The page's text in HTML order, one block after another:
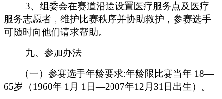
3、组委会在赛道沿途设置医疗服务点及医疗
服务志愿者，维护比赛秩序并协助救护，参赛选手
可随时向他们请求帮助。
九、参加办法
（一）参赛选手年龄要求:年龄限比赛当年 18—
65岁（1960年 1月 1日—2007年12月31日出生）。